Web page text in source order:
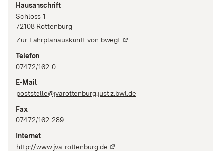
Hausanschrift
Schloss 1
72108 Rottenburg
Zur Fahrplanauskunft von bwegt
Telefon
07472/162-0
E-Mail
poststelle@jvarottenburg.justiz.bwl.de
Fax
07472/162-289
Internet
http://www.jva-rottenburg.de